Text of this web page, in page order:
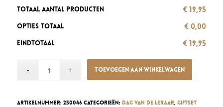
Totaal aantal producten € 19,95
Opties totaal € 0,00
Eindtotaal € 19,95
Toevoegen aan winkelwagen
Artikelnummer: 250046 Categorieën: Dag van de Leraar, Giftset